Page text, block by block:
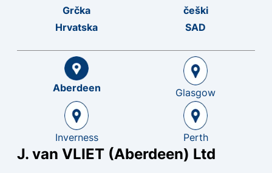
Grčka
češki
Hrvatska
SAD
Aberdeen Glasgow
Inverness Perth
J. van VLIET (Aberdeen) Ltd